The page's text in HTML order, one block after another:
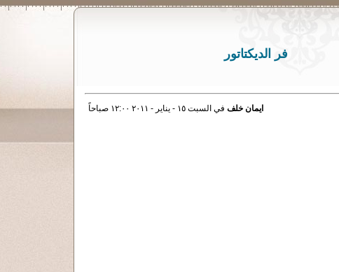
فر الديكتاتور
ايمان خلف في السبت ١٥ - يناير - ٢٠١١ ١٢:٠٠ صباحاً